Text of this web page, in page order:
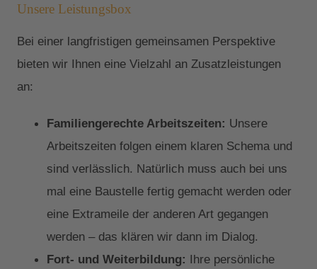
Unsere Leistungsbox
Bei einer langfristigen gemeinsamen Perspektive
bieten wir Ihnen eine Vielzahl an Zusatzleistungen
an:
Familiengerechte Arbeitszeiten: Unsere
Arbeitszeiten folgen einem klaren Schema und
sind verlässlich. Natürlich muss auch bei uns
mal eine Baustelle fertig gemacht werden oder
eine Extrameile der anderen Art gegangen
werden – das klären wir dann im Dialog.
Fort- und Weiterbildung: Ihre persönliche